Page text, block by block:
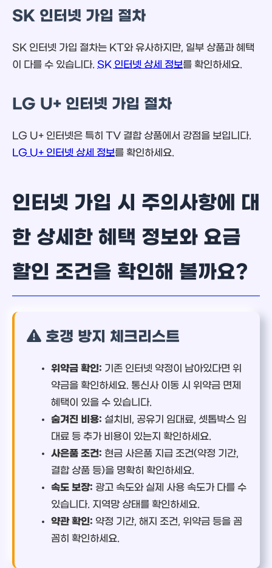
SK 인터넷 가입 절차
SK 인터넷 가입 절차는 KT와 유사하지만, 일부 상품과 혜택
이 다를 수 있습니다. SK 인터넷 상세 정보를 확인하세요.
LG U+ 인터넷 가입 절차
LG U+ 인터넷은 특히 TV 결합 상품에서 강점을 보입니다.
LG U+ 인터넷 상세 정보를 확인하세요.
인터넷 가입 시 주의사항에 대
한 상세한 혜택 정보와 요금
할인 조건을 확인해 볼까요?
호갱 방지 체크리스트
위약금 확인: 기존 인터넷 약정이 남아있다면 위
약금을 확인하세요. 통신사 이동 시 위약금 면제
혜택이 있을 수 있습니다.
숨겨진 비용: 설치비, 공유기 임대료, 셋톱박스 임
대료 등 추가 비용이 있는지 확인하세요.
사은품 조건: 현금 사은품 지급 조건(약정 기간,
결합 상품 등)을 명확히 확인하세요.
속도 보장: 광고 속도와 실제 사용 속도가 다를 수
있습니다. 지역망 상태를 확인하세요.
약관 확인: 약정 기간, 해지 조건, 위약금 등을 꼼
꼼히 확인하세요.